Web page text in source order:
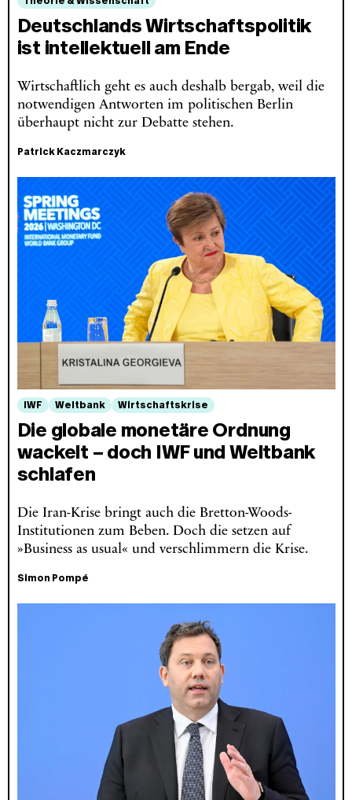
Deutschlands Wirtschaftspolitik
ist intellektuell am Ende
Wirtschaftlich geht es auch deshalb bergab, weil die
notwendigen Antworten im politischen Berlin
überhaupt nicht zur Debatte stehen.
Patrick Kaczmarczyk
IWF Weltbank Wirtschaftskrise
Die globale monetäre Ordnung
wackelt – doch IWF und Weltbank
schlafen
Die Iran-Krise bringt auch die Bretton-Woods-
Institutionen zum Beben. Doch die setzen auf
»Business as usual« und verschlimmern die Krise.
Simon Pompé